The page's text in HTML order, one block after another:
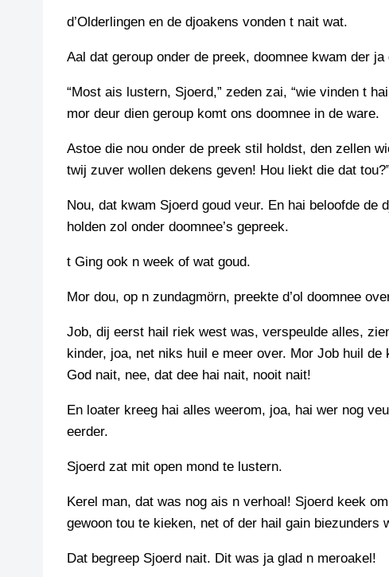
d’Olderlingen en de djoakens vonden t nait wat.
Aal dat geroup onder de preek, doomnee kwam der
“Most ais lustern, Sjoerd,” zeden zai, “wie vinden t
mor deur dien geroup komt ons doomnee in de ware.
Astoe die nou onder de preek stil holdst, den zellen
twij zuver wollen dekens geven! Hou liekt die dat tou?”
Nou, dat kwam Sjoerd goud veur. En hai beloofde de
holden zol onder doomnee’s gepreek.
t Ging ook n week of wat goud.
Mor dou, op n zundagmörn, preekte d’ol doomnee
Job, dij eerst hail riek west was, verspeulde alles,
kinder, joa, net niks huil e meer over. Mor Job huil
God nait, nee, dat dee hai nait, nooit nait!
En loater kreeg hai alles weerom, joa, hai wer nog
eerder.
Sjoerd zat mit open mond te lustern.
Kerel man, dat was nog ais n verhoal! Sjoerd keek
gewoon tou te kieken, net of der hail gain biezunders
Dat begreep Sjoerd nait. Dit was ja glad n meroakel!